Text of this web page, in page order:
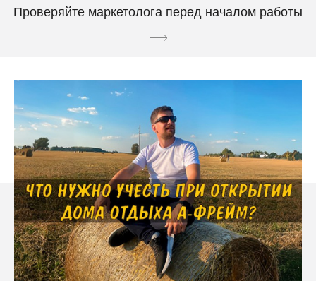
Проверяйте маркетолога перед началом работы